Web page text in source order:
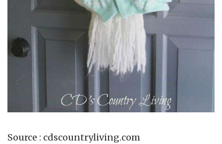
Source : cdscountryliving.com